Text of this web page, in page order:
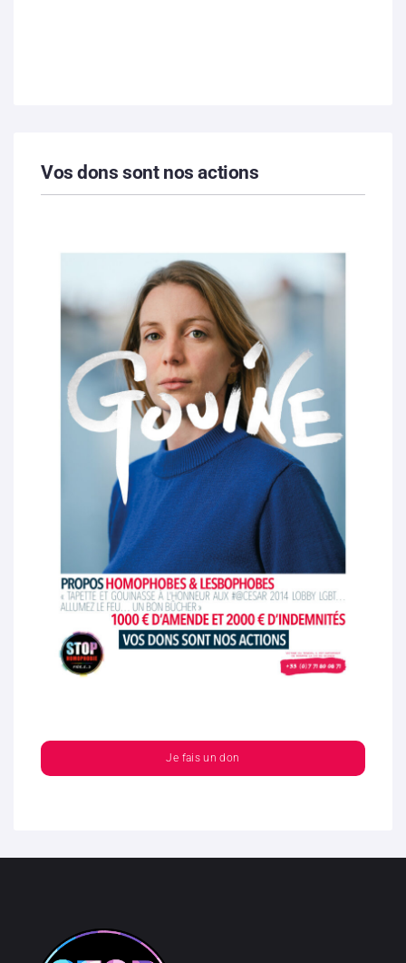
Vos dons sont nos actions
Je fais un don